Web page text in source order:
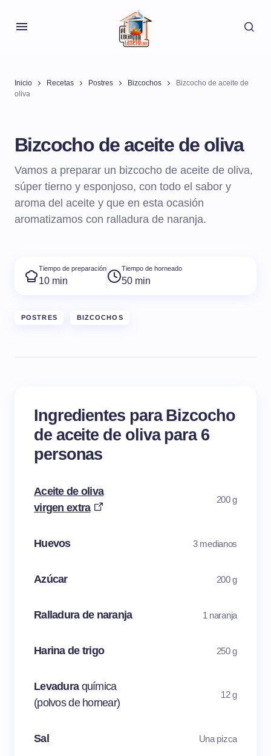
Inicio Recetas Postres Bizcochos
Bizcocho de aceite de
oliva
Bizcocho de aceite de oliva
Vamos a preparar un bizcocho de aceite de oliva,
súper tierno y esponjoso, con todo el sabor y
aroma del aceite y que en esta ocasión
aromatizamos con ralladura de naranja.
Tiempo de preparación
10 min
Tiempo de horneado
50 min
POSTRES BIZCOCHOS
Ingredientes para Bizcocho
de aceite de oliva para 6
personas
Aceite de oliva
virgen extra
200 g
Huevos 3 medianos
Azúcar 200 g
Ralladura de naranja 1 naranja
Harina de trigo 250 g
Levadura química
(polvos de hornear)
12 g
Sal Una pizca